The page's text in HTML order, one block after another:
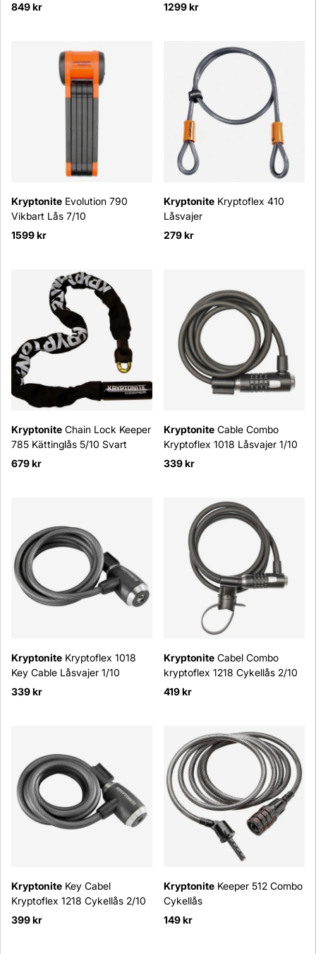
849 kr
1299 kr
Kryptonite Evolution 790
Vikbart Lås 7/10
1599 kr
Kryptonite Kryptoflex 410
Låsvajer
279 kr
Kryptonite Chain Lock Keeper
785 Kättinglås 5/10 Svart
679 kr
Kryptonite Cable Combo
Kryptoflex 1018 Låsvajer 1/10
339 kr
Kryptonite Kryptoflex 1018
Key Cable Låsvajer 1/10
339 kr
Kryptonite Cabel Combo
kryptoflex 1218 Cykellås 2/10
419 kr
Kryptonite Key Cabel
Kryptoflex 1218 Cykellås 2/10
399 kr
Kryptonite Keeper 512 Combo
Cykellås
149 kr